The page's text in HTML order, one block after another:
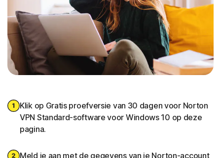
Klik op Gratis proefversie van 30 dagen voor Norton
VPN Standard-software voor Windows 10 op deze
pagina.
Meld je aan met de gegevens van je Norton-account